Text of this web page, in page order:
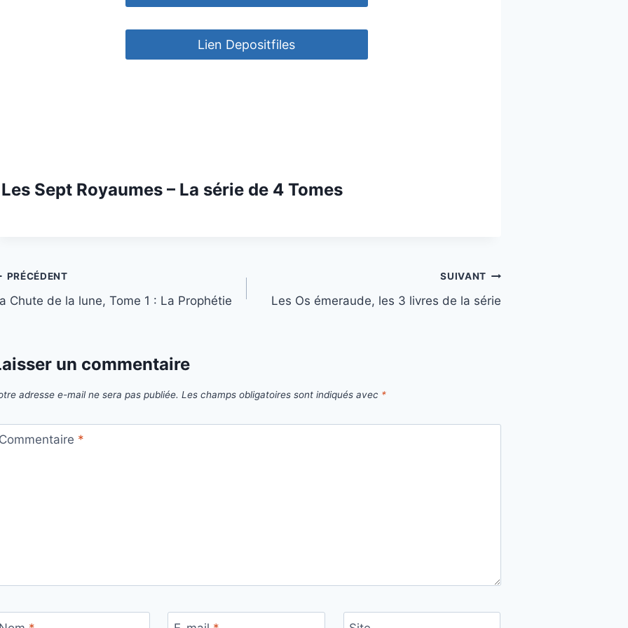
Lien Depositfiles
Les Sept Royaumes – La série de 4 Tomes
PRÉCÉDENT
Chute de la lune, Tome 1 : La Prophétie
SUIVANT
Les Os émeraude, les 3 livres de la série
un commentaire
adresse e-mail ne sera pas publiée. Les champs obligatoires sont indiqués avec *
*